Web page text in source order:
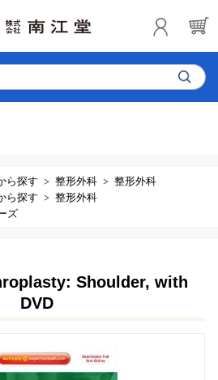
ら探す 整形外科
整形外科
ら探す
整形外科
ズ
Shoulder, with
DVD